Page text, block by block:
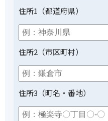
住所1（都道府県）
住所2（市区町村）
住所3（町名・番地）